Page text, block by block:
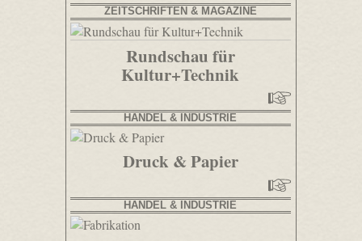
ZEITSCHRIFTEN & MAGAZINE
Rundschau für
Kultur+Technik
HANDEL & INDUSTRIE
Druck & Papier
HANDEL & INDUSTRIE